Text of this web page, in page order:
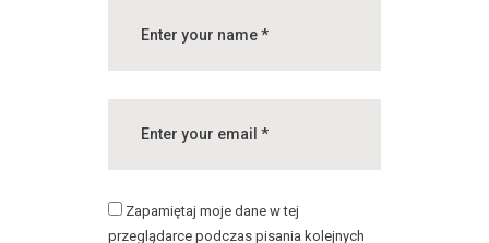
Zapamiętaj moje dane w tej
przeglądarce podczas pisania kolejnych